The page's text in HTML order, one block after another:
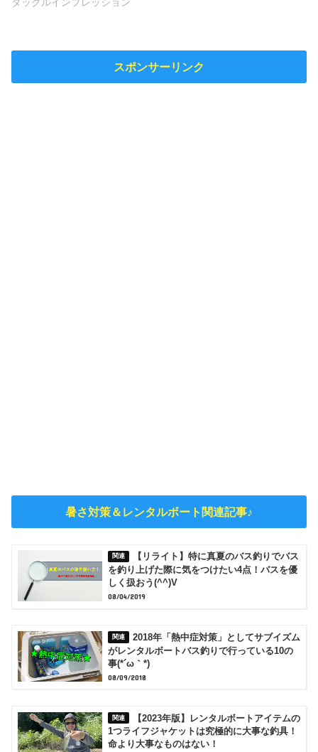
タックルインプレッション
スポンサーリンク
暑さ対策＆レンタルボート関連記事♪
【リライト】特に真夏のバス釣りでバス
を釣り上げた際に気をつけたい4点！バスを優
しく扱おう(^^)V
08/04/2019
2018年「熱中症対策」としてサブイズム
がレンタルボートバス釣りで行っている10の
事(*´ω｀*)
08/09/2018
【2023年版】レンタルボートアイテムの
1つライフジャケットは究極的に大事な釣具！
命より大事なものはない！